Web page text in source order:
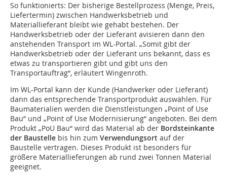
So funktionierts: Der bisherige Bestellprozess (Menge, Preis,
Liefertermin) zwischen Handwerksbetrieb und
Materiallieferant bleibt wie gehabt bestehen. Der
Handwerksbetrieb oder der Lieferant avisieren dann den
anstehenden Transport im WL-Portal. „Somit gibt der
Handwerksbetrieb oder der Lieferant uns bekannt, dass es
etwas zu transportieren gibt und gibt uns den
Transportauftrag“, erläutert Wingenroth.
Im WL-Portal kann der Kunde (Handwerker oder Lieferant)
dann das entsprechende Transportprodukt auswählen. Für
Baumaterialien werden die Dienstleistungen „Point of Use
Bau“ und „Point of Use Modernisierung“ angeboten. Bei dem
Produkt „PoU Bau“ wird das Material ab der Bordsteinkante
der Baustelle bis hin zum Verwendungsort auf der
Baustelle vertragen. Dieses Produkt ist besonders für
größere Materiallieferungen ab rund zwei Tonnen Material
geeignet.